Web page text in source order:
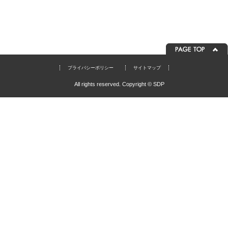
プライバシーポリシー サイトマップ
All rights reserved. Copyright © SDP